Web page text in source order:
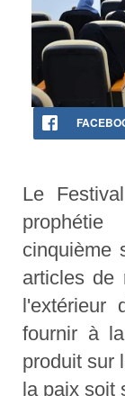
Le
cinquième
articles de
fournir à
produit sur
la paix soit